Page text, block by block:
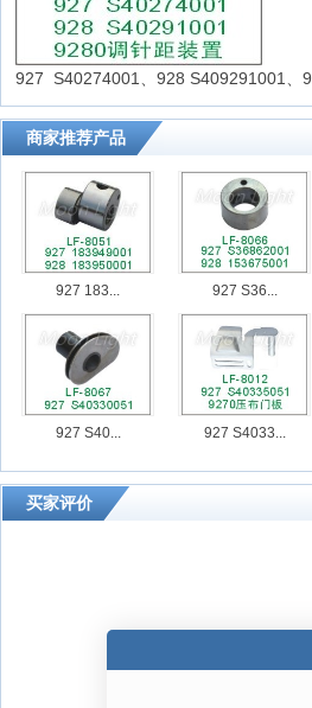
927 S40274001、928 S409291001、
商家推荐产品
927 183... 927 S36...
927 S40... 927 S4033...
买家评价